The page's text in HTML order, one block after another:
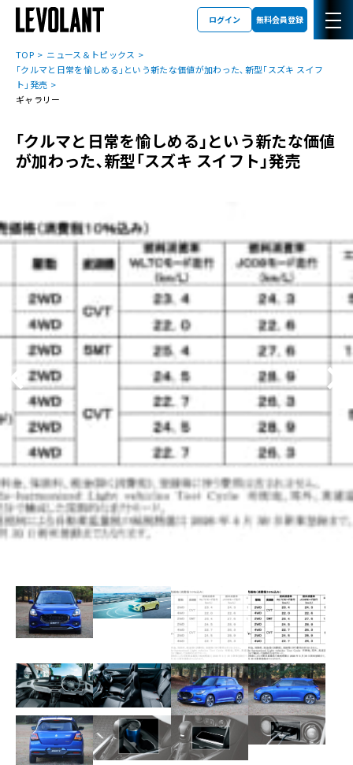
ログイン 無料会員登録
TOP
ニュース＆トピックス
｢クルマと日常を愉しめる｣という新たな価値が加わった､新型｢スズキ スイフ
ト｣発売
ギャラリー
｢クルマと日常を愉しめる｣という新たな価値
が加わった､新型｢スズキ スイフト｣発売